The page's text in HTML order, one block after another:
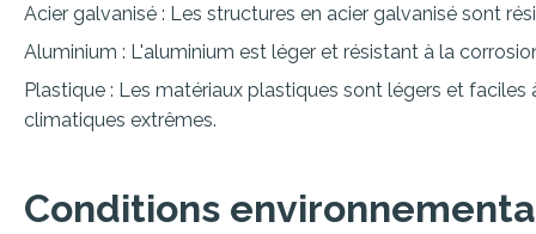
Acier galvanisé : Les structures en acier galvanisé sont
Aluminium : L'aluminium est léger et résistant à la
Plastique : Les matériaux plastiques sont légers et
climatiques extrêmes.
Conditions